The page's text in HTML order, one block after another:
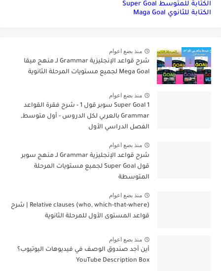
الكتابة للمتوسط Super Goal
الكتابة للثانوي Maga Goal
منذ بضع اعوام
شرح قواعد الإنجليزية Grammar لـ منهج ميقا
Mega Goal لجميع مستويات المرحلة الثانوية
منذ بضع اعوام
Super Goal 1 سوبر قول 1 - شرح فقرة القواعد
Grammar بالعربي لكل الدروس - أول متوسط,
الفصل الدراسي الأول
منذ بضع اعوام
شرح قواعد الإنجليزية Grammar لـ منهج سوبر
قول Super Goal لجميع مستويات المرحلة
المتوسطة
منذ بضع اعوام
Relative clauses (who, which-that-where) | شرح
قواعد المستوى الأول للمرحلة الثانوية
منذ بضع اعوام
أين أجد صندوق الوصف في فيديوهات اليوتيوب؟
YouTube Description Box